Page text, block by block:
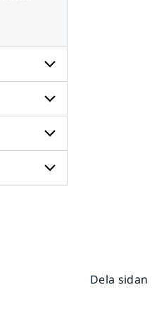
Undersidor
för
Radar
och
satellit
Undersidor
för
Väder
till
havs
Undersidor
för
Dela sidan